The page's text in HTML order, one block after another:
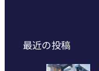
最近の投稿